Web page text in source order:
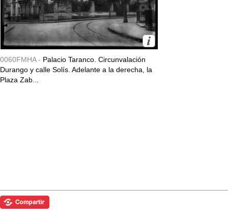
0060FMHA - Palacio Taranco. Circunvalación
Durango y calle Solís. Adelante a la derecha, la
Plaza Zab...